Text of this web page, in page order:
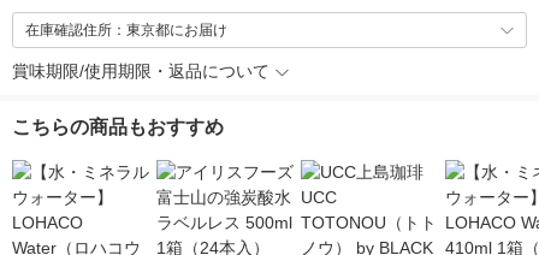
在庫確認住所：東京都にお届け
賞味期限/使用期限・返品について
こちらの商品もおすすめ